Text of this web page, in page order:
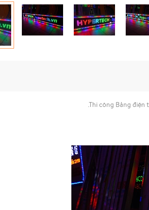
.Thi công Bảng điện